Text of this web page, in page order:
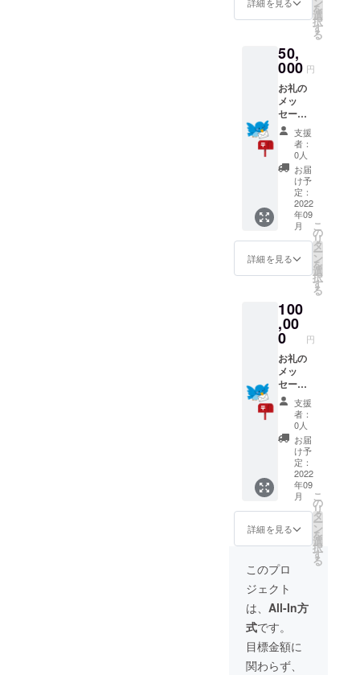
限
2022年
日〜12
月31日
を
選
択
す
る
50,
000 円
お礼の
メッ
セージ
とお店
で使用
できる
5000円
OFFチ
ケット
を送ら
せてい
ただき
ます。
有効期
限
2022年
日〜12
月31日
支援
者：
0人
お届
け予
定：
2022
年09
月
詳細を見る
こ
の
リ
タ
ー
ン
を
選
択
す
る
100
,00
0 円
お礼の
メッ
セージ
とお店
で使用
できる
10000
円OFF
チケッ
トを送
らせて
いただ
きま
す。 有
効期
限
2022年
9月1
日〜12
月31日
支援
者：
0人
お届
け予
定：
2022
年09
月
詳細を見る
こ
の
リ
タ
ー
ン
を
選
択
す
る
このプロ
ジェクト
は、 All-In方
式です。
目標金額に
関わらず、